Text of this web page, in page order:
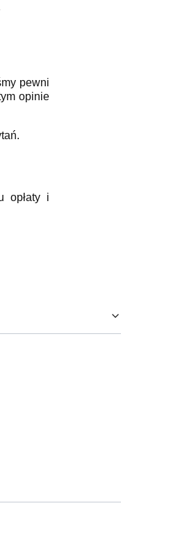
pewni
opinie
opłaty i